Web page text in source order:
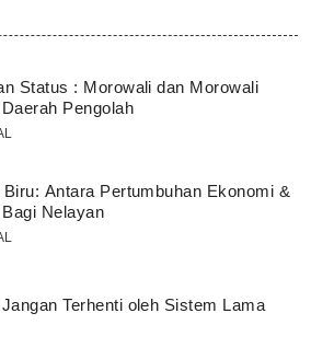
Status : Morowali dan Morowali
Pengolah
Antara Pertumbuhan Ekonomi &
Nelayan
Terhenti oleh Sistem Lama